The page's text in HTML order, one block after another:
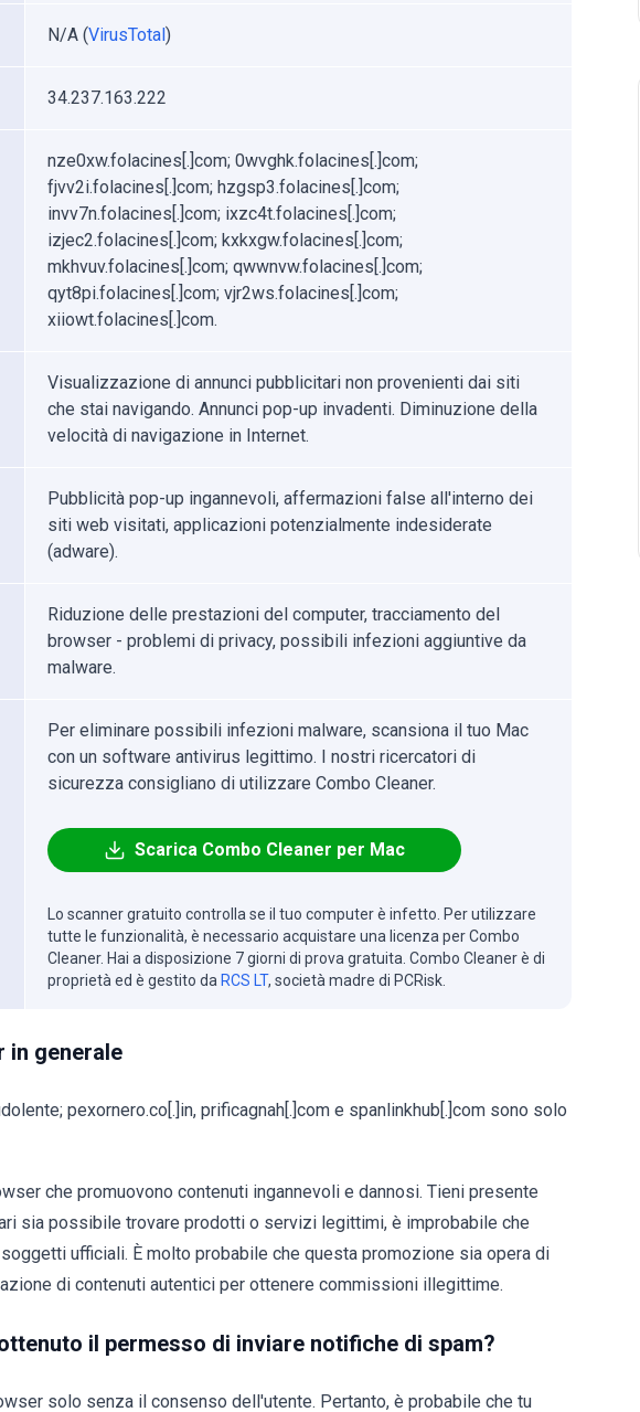
N/A (VirusTotal)
34.237.163.222
nze0xw.folacines[.]com; 0wvghk.folacines[.]com;
fjvv2i.folacines[.]com; hzgsp3.folacines[.]com;
invv7n.folacines[.]com; ixzc4t.folacines[.]com;
izjec2.folacines[.]com; kxkxgw.folacines[.]com;
mkhvuv.folacines[.]com; qwwnvw.folacines[.]com;
qyt8pi.folacines[.]com; vjr2ws.folacines[.]com;
xiiowt.folacines[.]com.
Visualizzazione di annunci pubblicitari non provenienti dai siti
che stai navigando. Annunci pop-up invadenti. Diminuzione della
velocità di navigazione in Internet.
Pubblicità pop-up ingannevoli, affermazioni false all'interno dei
siti web visitati, applicazioni potenzialmente indesiderate
(adware).
Riduzione delle prestazioni del computer, tracciamento del
browser - problemi di privacy, possibili infezioni aggiuntive da
malware.
Per eliminare possibili infezioni malware, scansiona il tuo Mac
con un software antivirus legittimo. I nostri ricercatori di
sicurezza consigliano di utilizzare Combo Cleaner.
Scarica Combo Cleaner per Mac
Lo scanner gratuito controlla se il tuo computer è infetto. Per utilizzare
tutte le funzionalità, è necessario acquistare una licenza per Combo
Cleaner. Hai a disposizione 7 giorni di prova gratuita. Combo Cleaner è di
proprietà ed è gestito da RCS LT, società madre di PCRisk.
in generale
pexornero.co[.]in, prificagnah[.]com e spanlinkhub[.]com sono solo
che promuovono contenuti ingannevoli e dannosi. Tieni presente
sia possibile trovare prodotti o servizi legittimi, è improbabile che
ufficiali. È molto probabile che questa promozione sia opera di
di contenuti autentici per ottenere commissioni illegittime.
il permesso di inviare notifiche di spam?
solo senza il consenso dell'utente. Pertanto, è probabile che tu